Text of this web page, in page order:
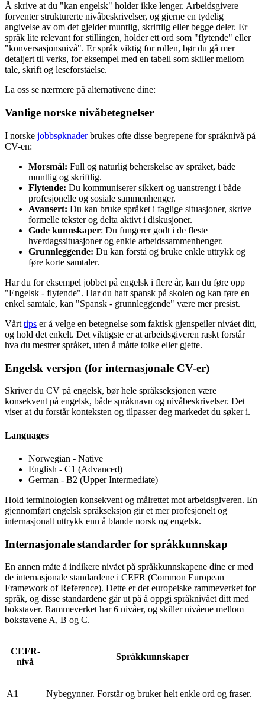
Å skrive at du "kan engelsk" holder ikke lenger. Arbeidsgivere
forventer strukturerte nivåbeskrivelser, og gjerne en tydelig
angivelse av om det gjelder muntlig, skriftlig eller begge deler. Er
språk lite relevant for stillingen, holder ett ord som "flytende" eller
"konversasjonsnivå". Er språk viktig for rollen, bør du gå mer
detaljert til verks, for eksempel med en tabell som skiller mellom
tale, skrift og leseforståelse.
La oss se nærmere på alternativene dine:
Vanlige norske nivåbetegnelser
I norske jobbsøknaderbrukes ofte disse begrepene for språknivå på
CV-en:
Morsmål: Full og naturlig beherskelse av språket, både
muntlig og skriftlig.
Flytende: Du kommuniserer sikkert og uanstrengt i både
profesjonelle og sosiale sammenhenger.
Avansert: Du kan bruke språket i faglige situasjoner, skrive
formelle tekster og delta aktivt i diskusjoner.
Gode kunnskaper: Du fungerer godt i de fleste
hverdagssituasjoner og enkle arbeidssammenhenger.
Grunnleggende: Du kan forstå og bruke enkle uttrykk og
føre korte samtaler.
Har du for eksempel jobbet på engelsk i flere år, kan du føre opp
"Engelsk - flytende". Har du hatt spansk på skolen og kan føre en
enkel samtale, kan "Spansk - grunnleggende" være mer presist.
Vårt tips er å velge en betegnelse som faktisk gjenspeiler nivået ditt,
og hold det enkelt. Det viktigste er at arbeidsgiveren raskt forstår
hva du mestrer språket, uten å måtte tolke eller gjette.
Engelsk versjon (for internasjonale CV-er)
Skriver du CV på engelsk, bør hele språkseksjonen være
konsekvent på engelsk, både språknavn og nivåbeskrivelser. Det
viser at du forstår konteksten og tilpasser deg markedet du søker i.
Languages
Norwegian - Native
English - C1 (Advanced)
German - B2 (Upper Intermediate)
Hold terminologien konsekvent og målrettet mot arbeidsgiveren. En
gjennomført engelsk språkseksjon gir et mer profesjonelt og
internasjonalt uttrykk enn å blande norsk og engelsk.
Internasjonale standarder for språkkunnskap
En annen måte å indikere nivået på språkkunnskapene dine er med
de internasjonale standardene i CEFR (Common European
Framework of Reference). Dette er det europeiske rammeverket for
språk, og disse standardene går ut på å oppgi språknivået ditt med
bokstaver. Rammeverket har 6 nivåer, og skiller nivåene mellom
bokstavene A, B og C.
CEFR-
nivå
Språkkunnskaper
A1 Nybegynner. Forstår og bruker helt enkle ord og fraser.